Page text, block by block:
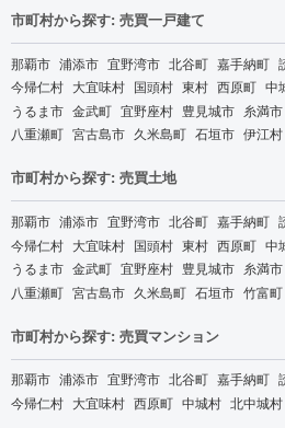
市町村から探す: 売買一戸建て
那覇市 浦添市 宜野湾市 北谷町 嘉手納町
今帰仁村 大宜味村 国頭村 東村 西原町 中
うるま市 金武町 宜野座村 豊見城市 糸満市
八重瀬町 宮古島市 久米島町 石垣市 伊江村
市町村から探す: 売買土地
那覇市 浦添市 宜野湾市 北谷町 嘉手納町
今帰仁村 大宜味村 国頭村 東村 西原町 中
うるま市 金武町 宜野座村 豊見城市 糸満市
八重瀬町 宮古島市 久米島町 石垣市 竹富町
市町村から探す: 売買マンション
那覇市 浦添市 宜野湾市 北谷町 嘉手納町
今帰仁村 大宜味村 西原町 中城村 北中城村